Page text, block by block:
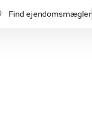
Find ejendomsmægler